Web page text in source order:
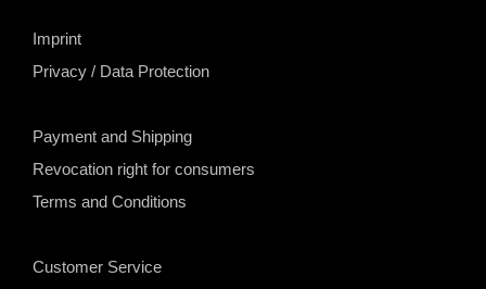
Imprint
Privacy / Data Protection
Payment and Shipping
Revocation right for consumers
Terms and Conditions
Customer Service